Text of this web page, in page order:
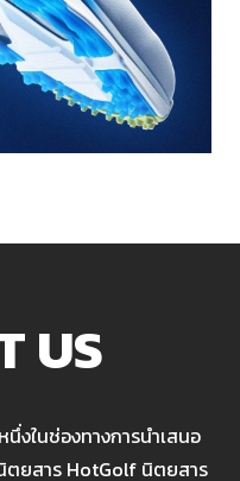
US
งในช่องทางการนำเสนอ
ตยสาร HotGolf นิตยสาร